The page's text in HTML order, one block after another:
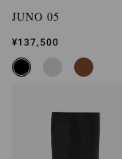
JUNO 05
¥137,500